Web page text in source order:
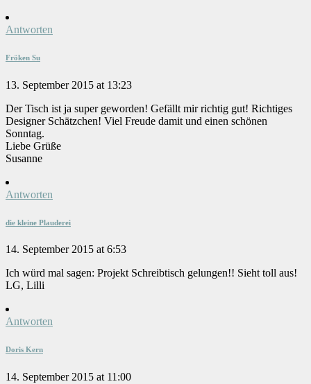
Antworten
Fröken Su
13. September 2015 at 13:23
Der Tisch ist ja super geworden! Gefällt mir richtig gut! Richtiges
Designer Schätzchen! Viel Freude damit und einen schönen
Sonntag.
Liebe Grüße
Susanne
Antworten
die kleine Plauderei
14. September 2015 at 6:53
Ich würd mal sagen: Projekt Schreibtisch gelungen!! Sieht toll aus!
LG, Lilli
Antworten
Doris Kern
14. September 2015 at 11:00